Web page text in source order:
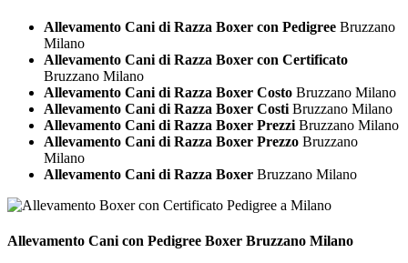
Allevamento Cani di Razza Boxer con Pedigree Bruzzano
Milano
Allevamento Cani di Razza Boxer con Certificato
Bruzzano Milano
Allevamento Cani di Razza Boxer Costo Bruzzano Milano
Allevamento Cani di Razza Boxer Costi Bruzzano Milano
Allevamento Cani di Razza Boxer Prezzi Bruzzano Milano
Allevamento Cani di Razza Boxer Prezzo Bruzzano
Milano
Allevamento Cani di Razza Boxer Bruzzano Milano
Allevamento Cani con Pedigree Boxer Bruzzano Milano